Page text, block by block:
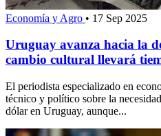
Economía y Agro • 17 Sep 2025
Uruguay avanza hacia la
cambio cultural llevará
El periodista especializado en
técnico y político sobre la
dólar en Uruguay, aunque...